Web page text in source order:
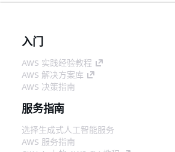
入门
AWS 实践经验教程
AWS 解决方案库
AWS 决策指南
服务指南
选择生成式人工智能服务
AWS 服务指南